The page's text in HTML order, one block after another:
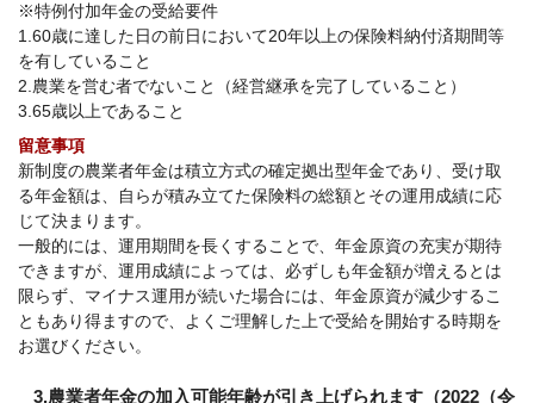
※特例付加年金の受給要件
1.60歳に達した日の前日において20年以上の保険料納付済期間等
を有していること
2.農業を営む者でないこと（経営継承を完了していること）
3.65歳以上であること
留意事項
新制度の農業者年金は積立方式の確定拠出型年金であり、受け取
る年金額は、自らが積み立てた保険料の総額とその運用成績に応
じて決まります。
一般的には、運用期間を長くすることで、年金原資の充実が期待
できますが、運用成績によっては、必ずしも年金額が増えるとは
限らず、マイナス運用が続いた場合には、年金原資が減少するこ
ともあり得ますので、よくご理解した上で受給を開始する時期を
お選びください。
3.農業者年金の加入可能年齢が引き上げられます（2022（令